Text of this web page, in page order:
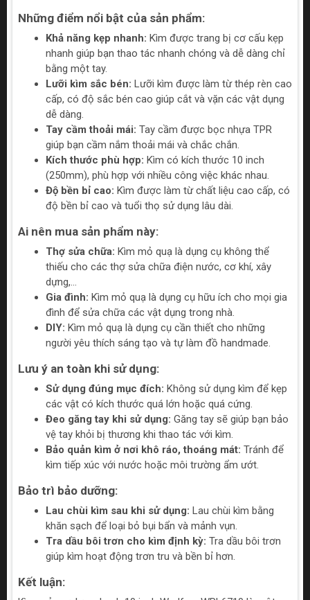
Những điểm nổi bật của sản phẩm:
Khả năng kẹp nhanh: Kìm được trang bị cơ cấu kẹp
nhanh giúp bạn thao tác nhanh chóng và dễ dàng chỉ
bằng một tay.
Lưỡi kìm sắc bén: Lưỡi kìm được làm từ thép rèn cao
cấp, có độ sắc bén cao giúp cắt và vặn các vật dụng
dễ dàng.
Tay cầm thoải mái: Tay cầm được bọc nhựa TPR
giúp bạn cầm nắm thoải mái và chắc chắn.
Kích thước phù hợp: Kìm có kích thước 10 inch
(250mm), phù hợp với nhiều công việc khác nhau.
Độ bền bỉ cao: Kìm được làm từ chất liệu cao cấp, có
độ bền bỉ cao và tuổi thọ sử dụng lâu dài.
Ai nên mua sản phẩm này:
Thợ sửa chữa: Kìm mỏ quạ là dụng cụ không thể
thiếu cho các thợ sửa chữa điện nước, cơ khí, xây
dựng,...
Gia đình: Kìm mỏ quạ là dụng cụ hữu ích cho mọi gia
đình để sửa chữa các vật dụng trong nhà.
DIY: Kìm mỏ quạ là dụng cụ cần thiết cho những
người yêu thích sáng tạo và tự làm đồ handmade.
Lưu ý an toàn khi sử dụng:
Sử dụng đúng mục đích: Không sử dụng kìm để kẹp
các vật có kích thước quá lớn hoặc quá cứng.
Đeo găng tay khi sử dụng: Găng tay sẽ giúp bạn bảo
vệ tay khỏi bị thương khi thao tác với kìm.
Bảo quản kìm ở nơi khô ráo, thoáng mát: Tránh để
kìm tiếp xúc với nước hoặc môi trường ẩm ướt.
Bảo trì bảo dưỡng:
Lau chùi kìm sau khi sử dụng: Lau chùi kìm bằng
khăn sạch để loại bỏ bụi bẩn và mảnh vụn.
Tra dầu bôi trơn cho kìm định kỳ: Tra dầu bôi trơn
giúp kìm hoạt động trơn tru và bền bỉ hơn.
Kết luận: